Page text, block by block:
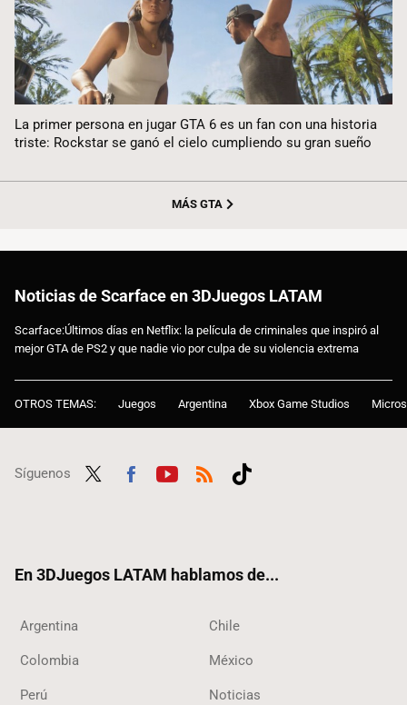
La primer persona en jugar GTA 6 es un fan con una historia
triste: Rockstar se ganó el cielo cumpliendo su gran sueño
MÁS GTA
Noticias de Scarface en 3DJuegos LATAM
Scarface:Últimos días en Netflix: la película de criminales que inspiró al
mejor GTA de PS2 y que nadie vio por culpa de su violencia extrema
OTROS TEMAS: Juegos Argentina Xbox Game Studios
Síguenos
En 3DJuegos LATAM hablamos de...
Argentina Chile
Colombia México
Perú Noticias